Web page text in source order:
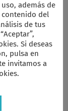
políticos
invasão da
terras e
para
tinha uma
Em
Decreto do
además de
del
de tus
Si deseas
pulsa en
invitamos a